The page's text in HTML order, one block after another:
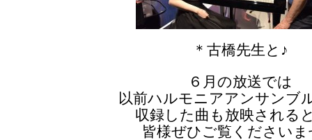
＊古橋先生と♪
６月の放送では
以前ハルモニアアンサンブ
収録した曲も放映される
皆様ぜひご覧くださいま